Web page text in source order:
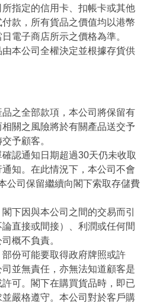
指定的信用卡、扣帳卡或其他
款，所有貨品之價值均以港幣
電子商店所示之價格為準。
本公司全權決定並根據存貨供
之全部款項，本公司將保留有
關之風險將於有關產品送交予
予顧客。
認通知日期超過30天仍未收取
知。在此情況下，本公司不會
公司保留繼續向閣下索取存儲費
下因與本公司之間的交易而引
直接或間接）、利潤或任何間
概不負責。
份可能要取得政府牌照或許
並無責任，亦無法知道顧客是
可。閣下在購買貨品時，即已
嚴格遵守。本公司對於客戶購